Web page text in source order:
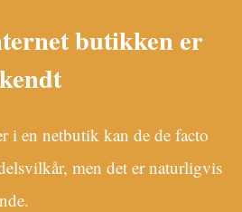
butikken er
i en netbutik kan de de facto
men det er naturligvis